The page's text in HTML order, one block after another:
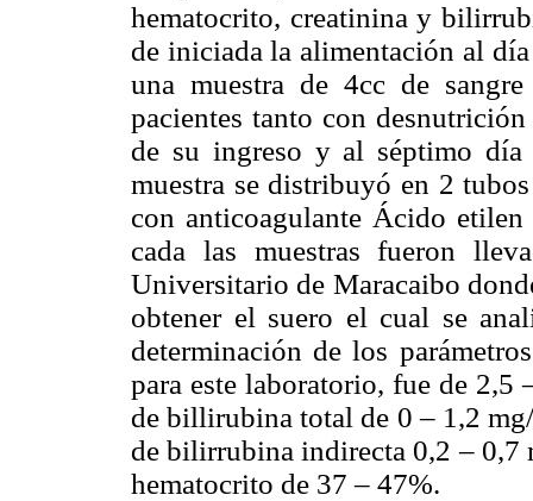
hematocrito, creatinina y
de iniciada la alimentación al
una muestra de 4cc de
pacientes tanto con
de su ingreso y al séptimo
muestra se distribuyó en 2
con anticoagulante Ácido
cada las muestras fueron
Universitario de Maracaibo
obtener el suero el cual se
determinación de los
para este laboratorio, fue de
de billirubina total de 0 – 1,2
de bilirrubina indirecta 0,2 –
hematocrito de 37 – 47%.